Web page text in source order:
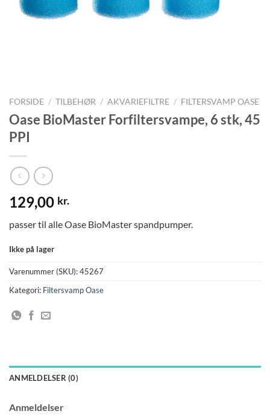
FORSIDE / TILBEHØR / AKVARIEFILTRE / FILTERSVAMP OASE
Oase BioMaster Forfiltersvampe, 6 stk, 45
PPI
129,00 kr.
passer til alle Oase BioMaster spandpumper.
Ikke på lager
Varenummer (SKU):45267
Kategori: Filtersvamp Oase
ANMELDELSER (0)
Anmeldelser